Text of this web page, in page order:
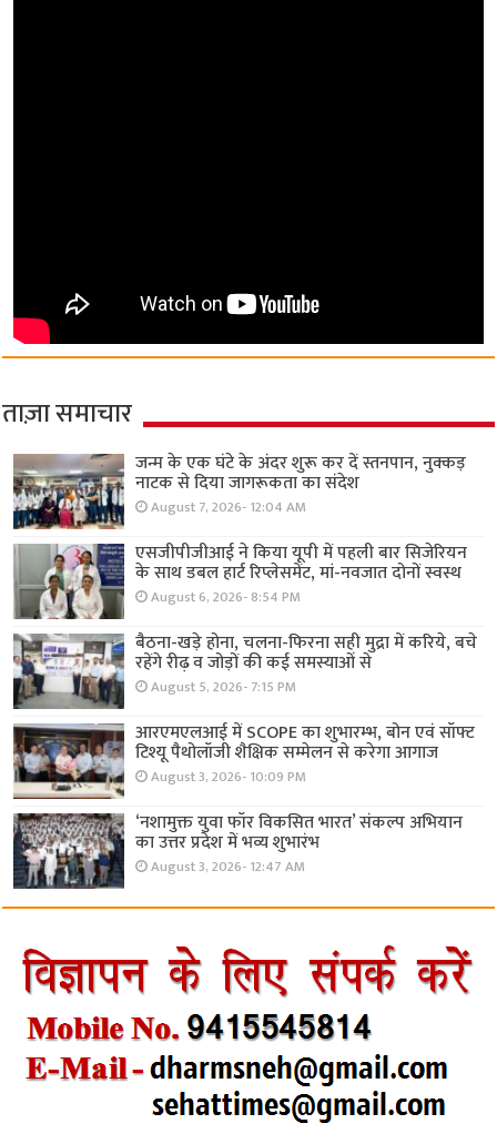
ताज़ा समाचार
जन्म के एक घंटे के अंदर शुरू कर दें स्तनपान, नुक्कड़
नाटक से दिया जागरूकता का संदेश
August 7, 2026- 12:04 AM
एसजीपीजीआई ने किया यूपी में पहली बार सिजेरियन
के साथ डबल हार्ट रिप्लेसमेंट, मां-नवजात दोनों स्वस्थ
August 6, 2026- 8:54 PM
बैठना-खड़े होना, चलना-फिरना सही मुद्रा में करिये, बचे
रहेंगे रीढ़ व जोड़ों की कई समस्याओं से
August 5, 2026- 7:15 PM
आरएमएलआई में SCOPE का शुभारम्भ, बोन एवं सॉफ्ट
टिश्यू पैथोलॉजी शैक्षिक सम्मेलन से करेगा आगाज
August 3, 2026- 10:09 PM
‘नशामुक्त युवा फॉर विकसित भारत’ संकल्प अभियान
का उत्तर प्रदेश में भव्य शुभारंभ
August 3, 2026- 12:47 AM